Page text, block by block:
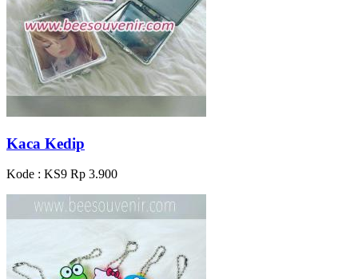
Kaca Kedip
Kode : KS9 Rp 3.900